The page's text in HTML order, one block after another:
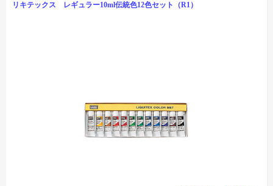
リキテックス レギュラー10ml伝統色12色セット（R1）